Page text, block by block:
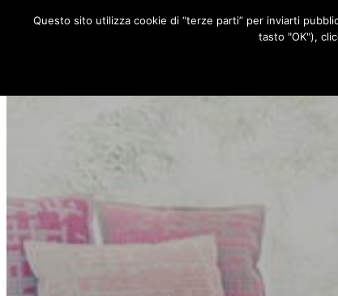
Questo sito utilizza cookie di “terze parti” per inviarti
tasto "OK"),